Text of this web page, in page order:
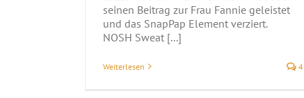
seinen Beitrag zur Frau Fannie geleistet
und das SnapPap Element verziert.
NOSH Sweat [...]
Weiterlesen 4